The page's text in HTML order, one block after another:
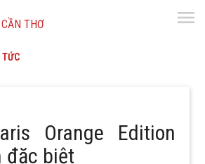
THƠ menu
Orange Edition
đặc biệt